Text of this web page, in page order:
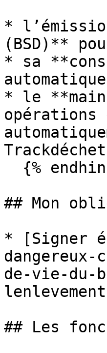
*
(BSD)**
* sa
* le
opérations
## Mon
* [Signer
de-vie-du-
## Les